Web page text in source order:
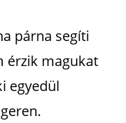
párna segíti
érzik magukat
egyedül